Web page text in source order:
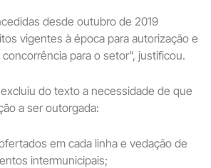
desde outubro de 2019
vigentes à época para autorização e
para o setor”, justificou.
do texto a necessidade de que
a ser outorgada:
em cada linha e vedação de
intermunicipais;